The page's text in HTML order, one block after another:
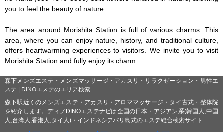
you to feel the beauty of nature.
The area around Morishita Station is full of various charms. This
area, where you can enjoy nature, history, and traditional culture,
offers heartwarming experiences to visitors. We invite you to visit
Morishita Station and fully enjoy its charm.
森下メンズエステ・メンズマッサージ・アカスリ・リラクゼーション・男性エ
ステ | DINOエステのエリア検索
森下駅近くのメンズエステ・アカスリ・アロママッサージ・タイ古式・整体院
を紹介します。ディノDINOエステナビは全国の日本・アジアン系(韓国人,中国
人,台湾人,香港人,タイ人)・インドネシアバリ島式のエステ総合検索サイト